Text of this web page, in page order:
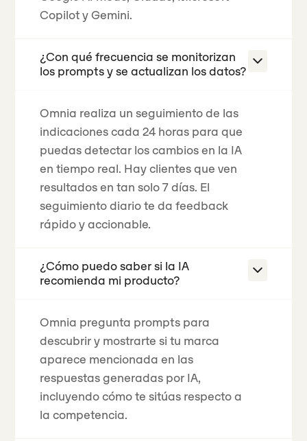
Copilot y Gemini.
¿Con qué frecuencia se monitorizan
los prompts y se actualizan los datos?
Omnia realiza un seguimiento de las
indicaciones cada 24 horas para que
puedas detectar los cambios en la IA
en tiempo real. Hay clientes que ven
resultados en tan solo 7 días. El
seguimiento diario te da feedback
rápido y accionable.
¿Cómo puedo saber si la IA
recomienda mi producto?
Omnia pregunta prompts para
descubrir y mostrarte si tu marca
aparece mencionada en las
respuestas generadas por IA,
incluyendo cómo te sitúas respecto a
la competencia.